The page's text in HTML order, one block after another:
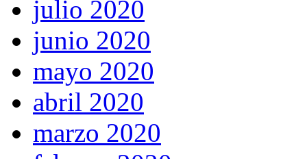
julio 2020
junio 2020
mayo 2020
abril 2020
marzo 2020